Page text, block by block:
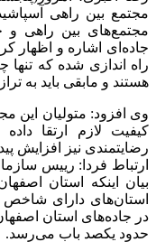
مجتمع بین راهی
مجتمع‌های بین راهی
جاده‌ای اشاره و اظهار
راه اندازی شده که
هستند و مابقی باید به
وی افزود: متولیان این
کیفیت لازم ارتقا
رضایتمندی نیز افزایش
ارتباط فردا: رییس
بیان اینکه استان
در جاده‌های استان
حدود یکصد باب می‌رسد.